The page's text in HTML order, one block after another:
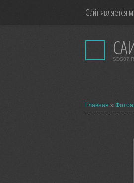
Сайт является
Главная »